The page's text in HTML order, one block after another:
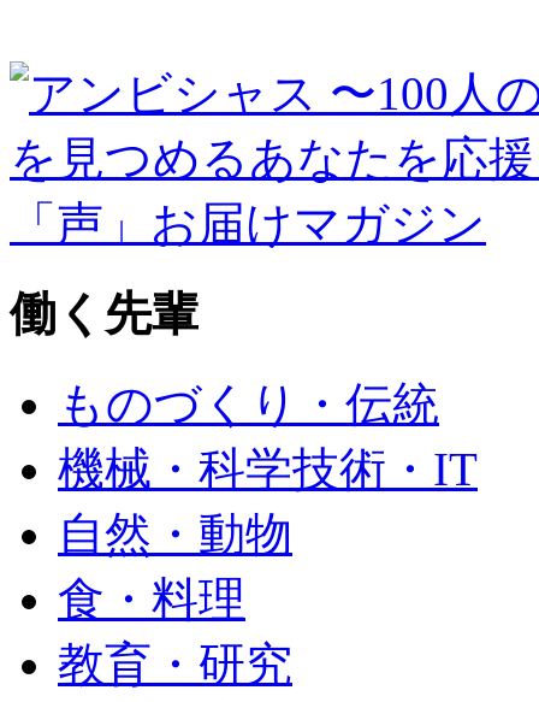
働く先輩
ものづくり・伝統
機械・科学技術・IT
自然・動物
食・料理
教育・研究